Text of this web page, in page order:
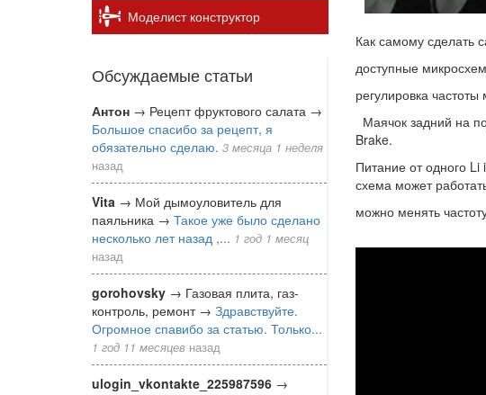
Моделист конструктор
Обсуждаемые статьи
Антон → Рецепт фруктового салата →
Большое спасибо за рецепт, я
обязательно сделаю. 3 месяца 1 неделя
назад
Vita → Мой дымоуловитель для
паяльника → Такое уже было сделано
несколько лет назад ,... 1 год 1 месяц
назад
gorohovsky → Газовая плита, газ-
контроль, ремонт → Здравствуйте.
Огромное спавибо за статью. Только...
1 год 11 месяцев назад
ulogin_vkontakte_225987596 →
Как самому сделать
доступные
регулировка
Маячок задний на
Brake.
Питание от одного
схема может
можно менять